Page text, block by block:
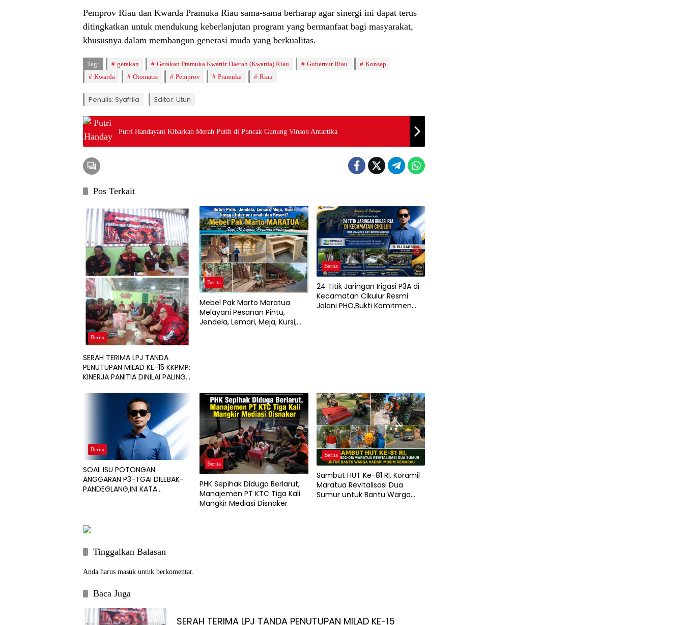
Pemprov Riau dan Kwarda Pramuka Riau sama-sama berharap agar sinergi ini dapat terus
ditingkatkan untuk mendukung keberlanjutan program yang bermanfaat bagi masyarakat,
khususnya dalam membangun generasi muda yang berkualitas.
Tag: gerakan Gerakan Pramuka Kwartir Daerah (Kwarda) Riau Gubernur Riau
Konsep
Kwarda
Otomatis Pemprov Pramuka Riau
Penulis: Syafrila Editor: Utun
Putri Handayani Kibarkan Merah Putih di Puncak Gunung Vinson Antartika
Pos Terkait
Berita
SERAH TERIMA LPJ TANDA
PENUTUPAN MILAD KE-15 KKPMP:
KINERJA PANITIA DINILAI PALING
MASALAH KEUANGAN
Berita
Mebel Pak Marto Maratua
Melayani Pesanan Pintu,
Jendela, Lemari, Meja, Kursi,
Berita
24 Titik Jaringan Irigasi P3A di
Kecamatan Cikulur Resmi
Jalani PHO,Bukti Komitmen
Berita
SOAL ISU POTONGAN
ANGGARAN P3-TGAI DILEBAK-
PANDEGLANG,INI KATA
Berita
PHK Sepihak Diduga Berlarut,
Manajemen PT KTC Tiga Kali
Mangkir Mediasi Disnaker
Berita
Sambut HUT Ke-81 RI, Koramil
Maratua Revitalisasi Dua
Sumur untuk Bantu Warga
Tinggalkan Balasan
Anda harus masuk untuk berkomentar.
Baca Juga
SERAH TERIMA LPJ TANDA PENUTUPAN MILAD KE-15